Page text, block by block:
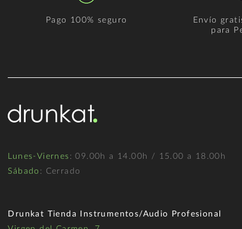
Pago 100% seguro
Envío
para
Lunes-Viernes : 09.00h a 14.00h / 15.00 a 18.00h
Sábado : Cerrado
Drunkat Tienda Instrumentos/Audio Profesional